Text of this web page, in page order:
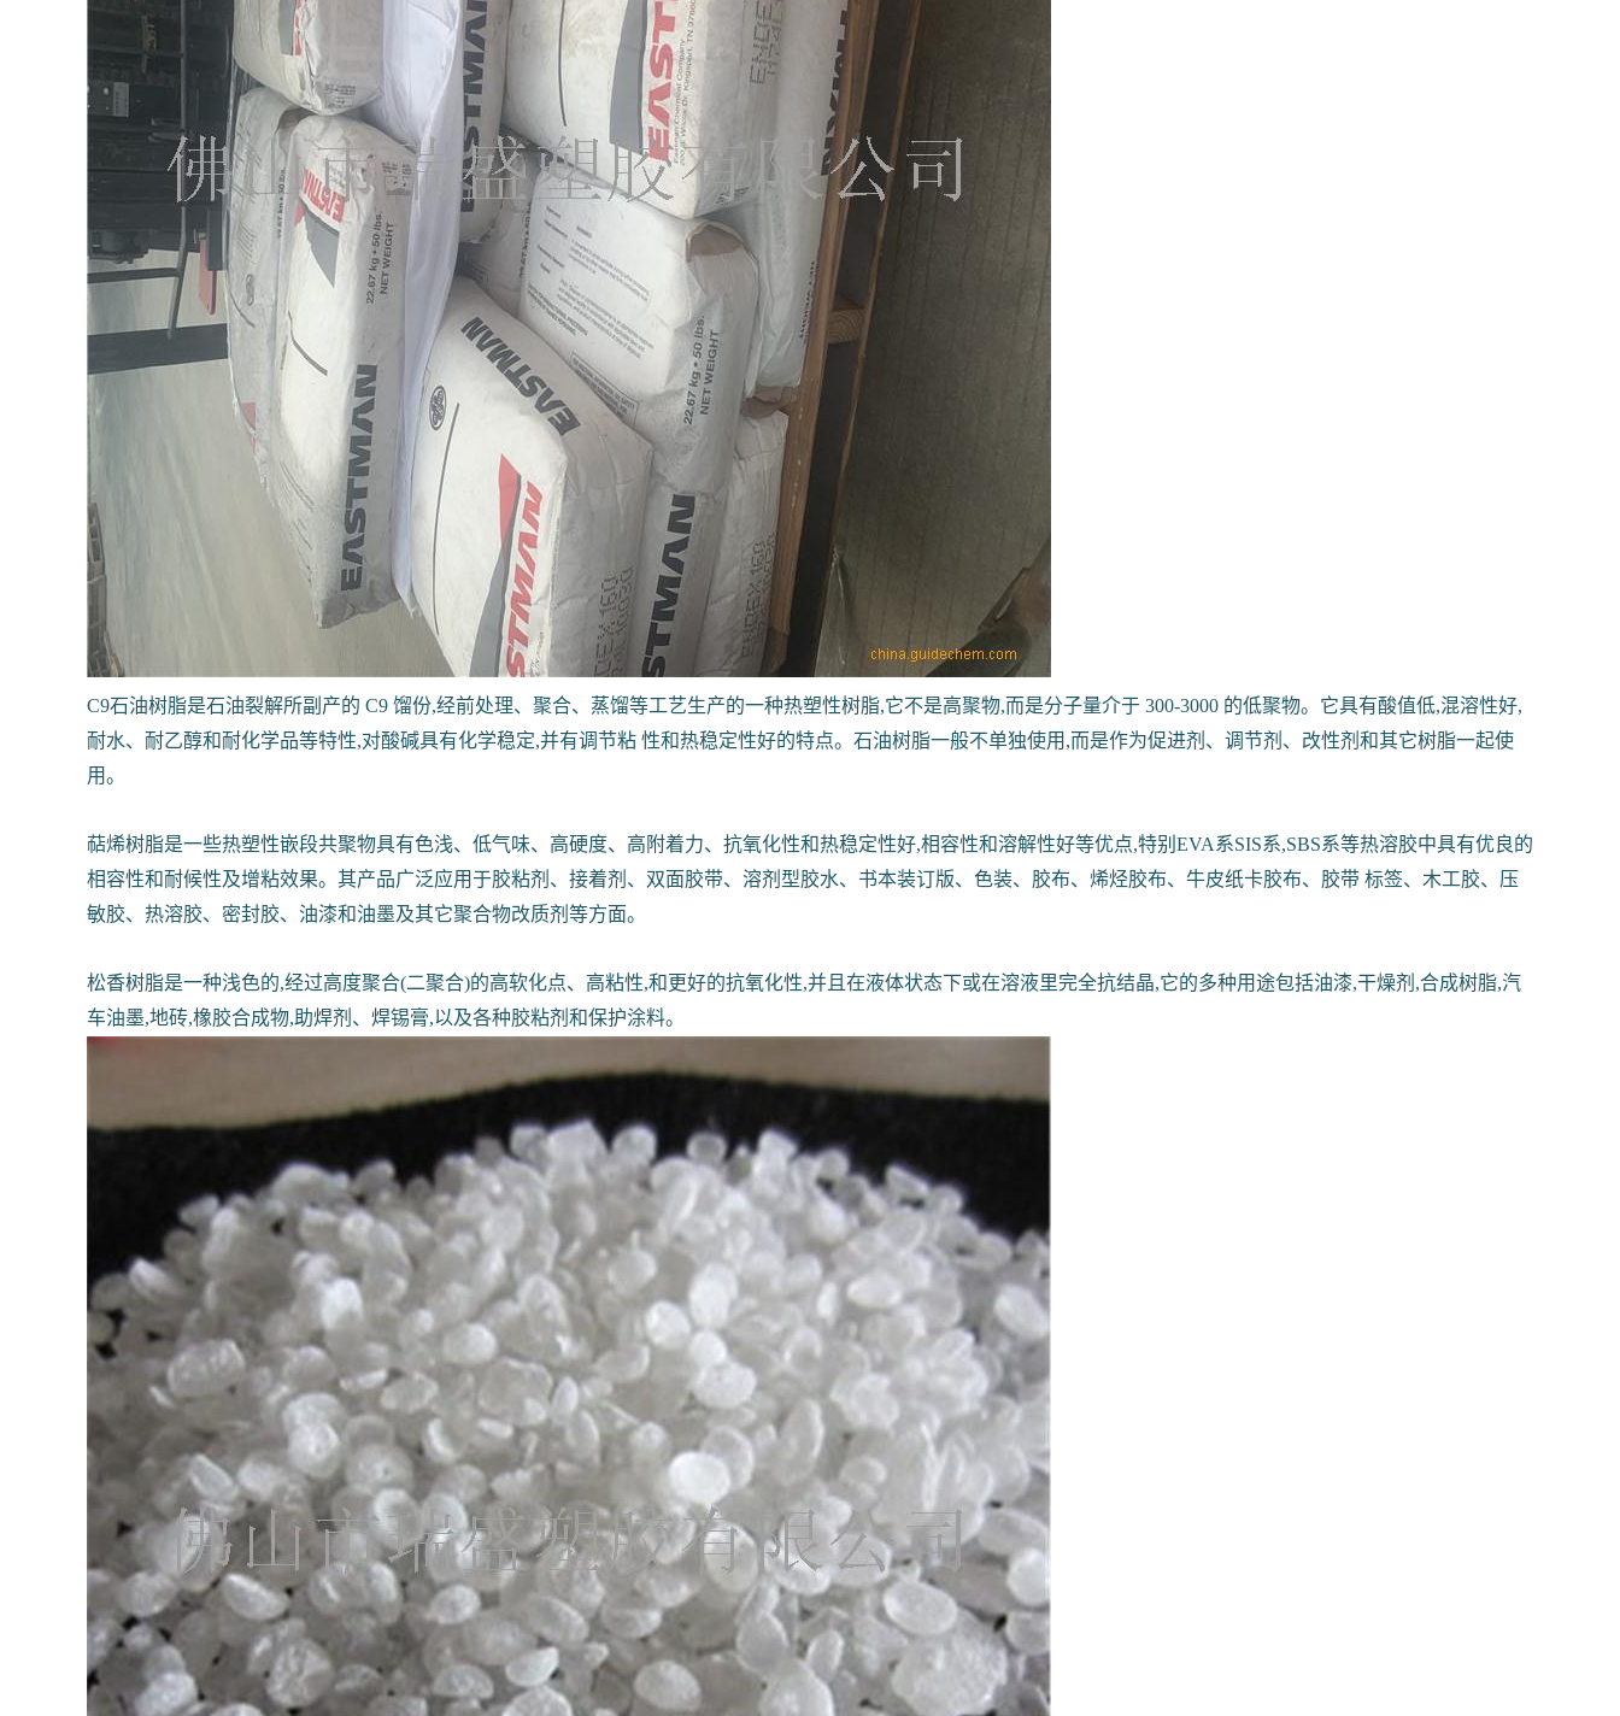
C9石油树脂是石油裂解所副产的 C9 馏份,经前处理、聚合、蒸馏等工艺生产的一种热塑性树脂,它不是高聚物,而是分子量介于 300-3000 的低聚物。它具有酸值低,混溶性好,
耐水、耐乙醇和耐化学品等特性,对酸碱具有化学稳定,并有调节粘 性和热稳定性好的特点。石油树脂一般不单独使用,而是作为促进剂、调节剂、改性剂和其它树脂一起使
用。
萜烯树脂是一些热塑性嵌段共聚物具有色浅、低气味、高硬度、高附着力、抗氧化性和热稳定性好,相容性和溶解性好等优点,特别EVA系SIS系,SBS系等热溶胶中具有优良的
相容性和耐候性及增粘效果。其产品广泛应用于胶粘剂、接着剂、双面胶带、溶剂型胶水、书本装订版、色装、胶布、烯烃胶布、牛皮纸卡胶布、胶带 标签、木工胶、压
敏胶、热溶胶、密封胶、油漆和油墨及其它聚合物改质剂等方面。
松香树脂是一种浅色的,经过高度聚合(二聚合)的高软化点、高粘性,和更好的抗氧化性,并且在液体状态下或在溶液里完全抗结晶,它的多种用途包括油漆,干燥剂,合成树脂,汽
车油墨,地砖,橡胶合成物,助焊剂、焊锡膏,以及各种胶粘剂和保护涂料。